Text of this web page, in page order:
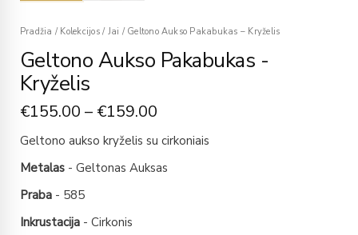
Pradžia / Kolekcijos / Jai /Geltono Aukso Pakabukas – Kryželis
Geltono Aukso Pakabukas -
Kryželis
€155.00 – €159.00
Geltono aukso kryželis su cirkoniais
Metalas - Geltonas Auksas
Praba - 585
Inkrustacija - Cirkonis